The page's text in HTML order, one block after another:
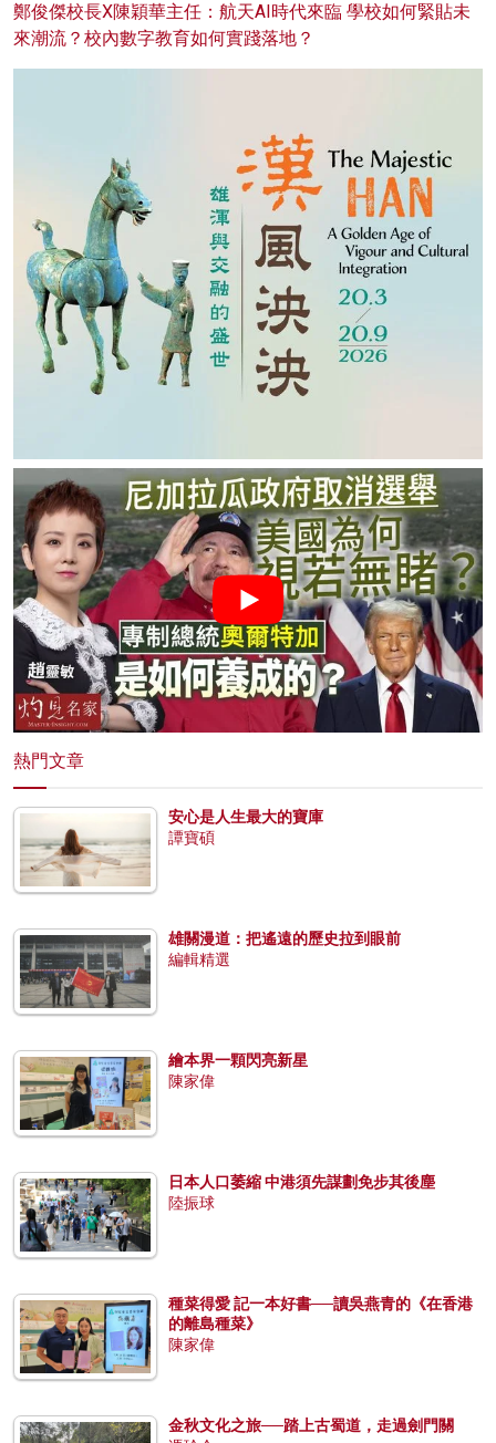
鄭俊傑校長X陳穎華主任：航天AI時代來臨 學校如何緊貼未
來潮流？校內數字教育如何實踐落地？
熱門文章
安心是人生最大的寶庫
譚寶碩
雄關漫道：把遙遠的歷史拉到眼前
編輯精選
繪本界一顆閃亮新星
陳家偉
日本人口萎縮 中港須先謀劃免步其後塵
陸振球
種菜得愛 記一本好書──讀吳燕青的《在香港
的離島種菜》
陳家偉
金秋文化之旅──踏上古蜀道，走過劍門關